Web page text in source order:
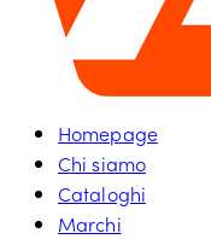
Homepage
Chi siamo
Cataloghi
Marchi